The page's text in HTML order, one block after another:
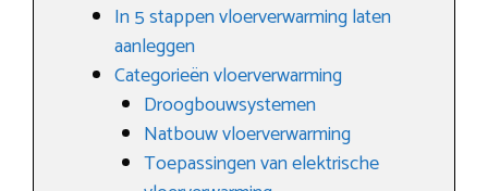
In 5 stappen vloerverwarming laten
aanleggen
Categorieën vloerverwarming
Droogbouwsystemen
Natbouw vloerverwarming
Toepassingen van elektrische